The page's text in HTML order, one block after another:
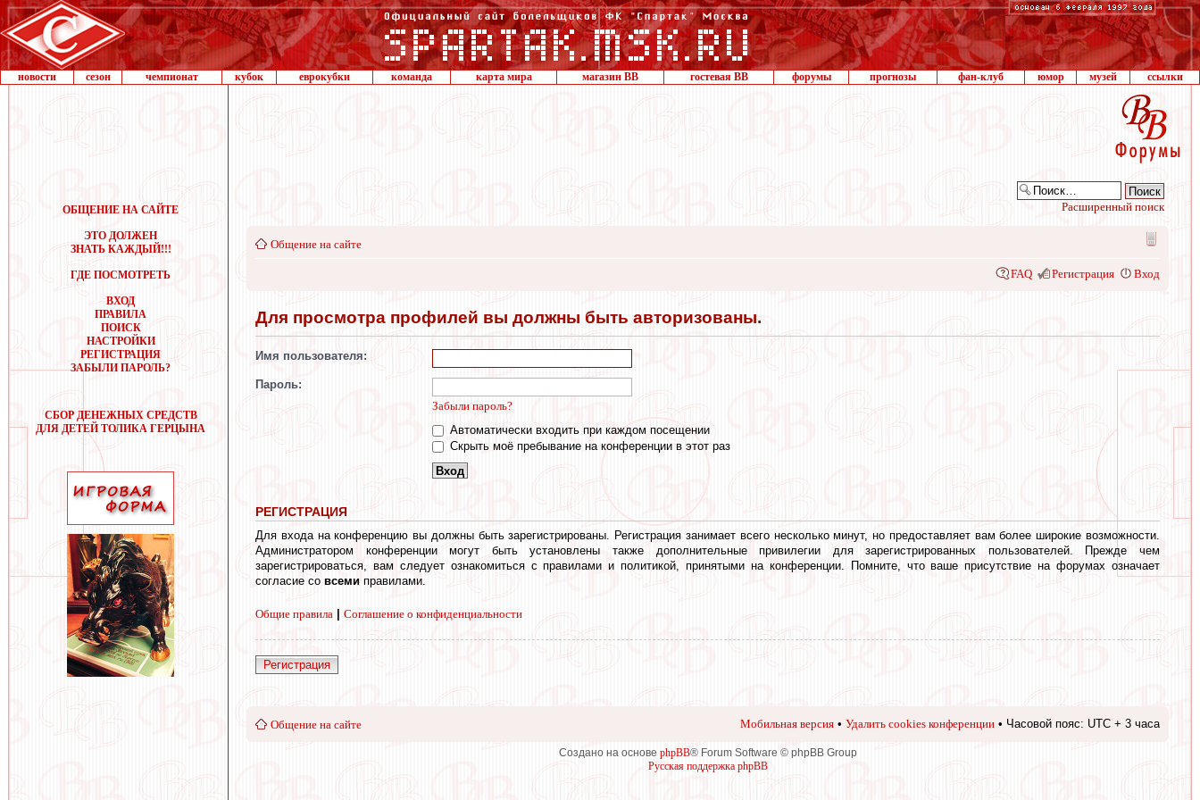
новости сезон чемпионат кубок еврокубки команда карта мира магазин ВВ гостевая ВВ форумы прогнозы фан-клуб юмор музей ссылки
ОБЩЕНИЕ НА САЙТЕ
ЭТО ДОЛЖЕН
ЗНАТЬ КАЖДЫЙ!!!
ГДЕ ПОСМОТРЕТЬ
ВХОД
ПРАВИЛА
ПОИСК
НАСТРОЙКИ
РЕГИСТРАЦИЯ
ЗАБЫЛИ ПАРОЛЬ?
СБОР ДЕНЕЖНЫХ СРЕДСТВ
ДЛЯ ДЕТЕЙ ТОЛИКА ГЕРЦЫНА
Расширенный поиск
Общение на сайте
FAQ Регистрация Вход
Для просмотра профилей вы должны быть авторизованы.
Имя пользователя:
Пароль:
Забыли пароль?
Автоматически входить при каждом посещении
Скрыть моё пребывание на конференции в этот раз
РЕГИСТРАЦИЯ
Для входа на конференцию вы должны быть зарегистрированы. Регистрация занимает всего несколько минут, но предоставляет вам более широкие возможности.
Администратором конференции могут быть установлены также дополнительные привилегии для зарегистрированных пользователей. Прежде чем
зарегистрироваться, вам следует ознакомиться с правилами и политикой, принятыми на конференции. Помните, что ваше присутствие на форумах означает
согласие со всеми правилами.
Общие правила Соглашение о конфиденциальности
Регистрация
Общение на сайте Мобильная версия • Удалить cookies конференции • Часовой пояс: UTC + 3 часа
Создано на основе phpBB® Forum Software © phpBB Group
Русская поддержка phpBB